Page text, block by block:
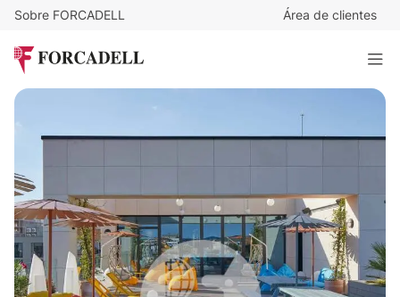
Sobre FORCADELL Área de clientes
Espacios disponibles Sancho de Ávila - Poblenou